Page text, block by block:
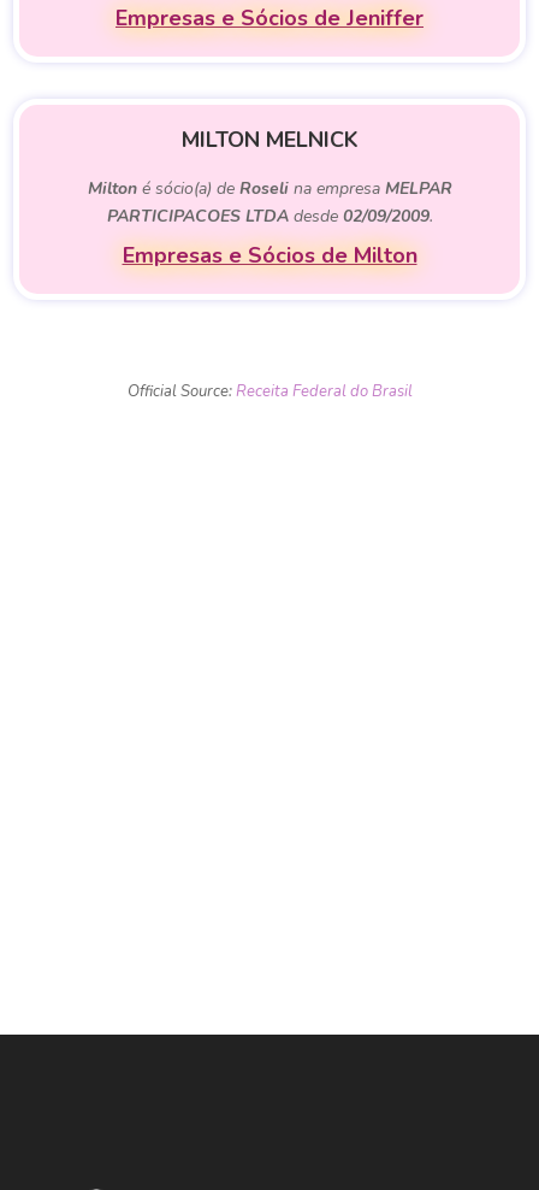
Empresas e Sócios de Jeniffer
MILTON MELNICK
Miltoné sócio(a) de Roselina empresa MELPAR
PARTICIPACOES LTDAdesde 02/09/2009.
Empresas e Sócios de Milton
Official Source:Receita Federal do Brasil